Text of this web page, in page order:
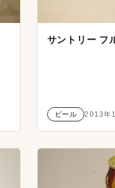
サントリー フ
ビール 2013年